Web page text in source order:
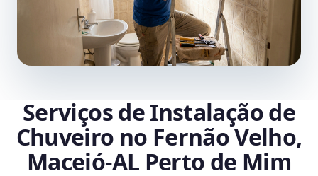
Serviços de Instalação de
Chuveiro no Fernão Velho,
Maceió‑AL Perto de Mim